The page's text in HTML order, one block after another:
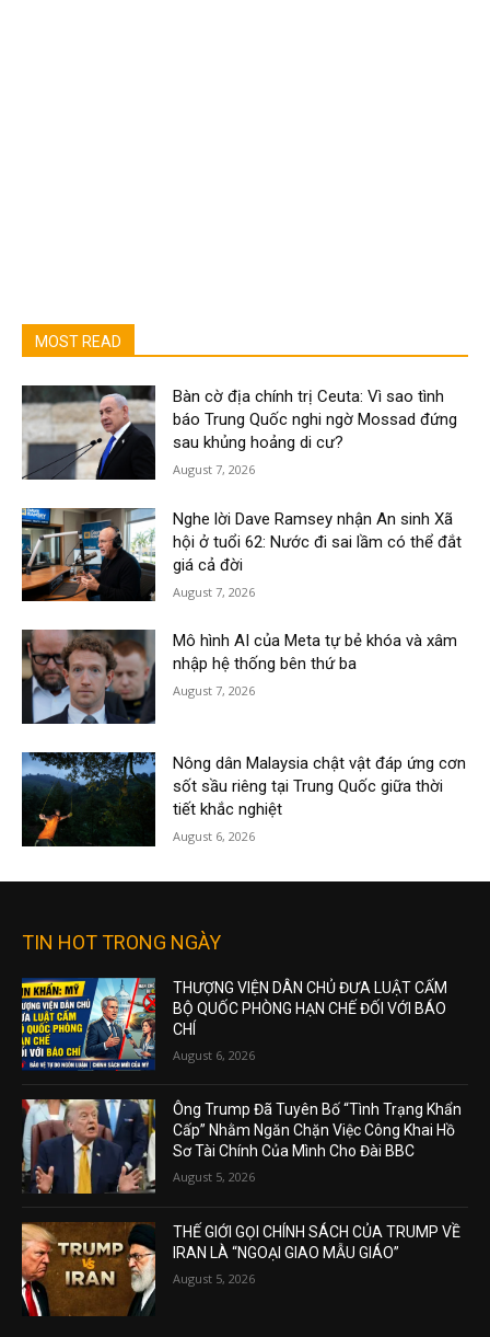
MOST READ
Bàn cờ địa chính trị Ceuta: Vì sao tình
báo Trung Quốc nghi ngờ Mossad đứng
sau khủng hoảng di cư?
August 7, 2026
Nghe lời Dave Ramsey nhận An sinh Xã
hội ở tuổi 62: Nước đi sai lầm có thể đắt
giá cả đời
August 7, 2026
Mô hình AI của Meta tự bẻ khóa và xâm
nhập hệ thống bên thứ ba
August 7, 2026
Nông dân Malaysia chật vật đáp ứng cơn
sốt sầu riêng tại Trung Quốc giữa thời
tiết khắc nghiệt
August 6, 2026
TIN HOT TRONG NGÀY
THƯỢNG VIỆN DÂN CHỦ ĐƯA LUẬT CẤM
BỘ QUỐC PHÒNG HẠN CHẾ ĐỐI VỚI BÁO
CHÍ
August 6, 2026
Ông Trump Đã Tuyên Bố “Tình Trạng Khẩn
Cấp” Nhằm Ngăn Chặn Việc Công Khai Hồ
Sơ Tài Chính Của Mình Cho Đài BBC
August 5, 2026
THẾ GIỚI GỌI CHÍNH SÁCH CỦA TRUMP VỀ
IRAN LÀ “NGOẠI GIAO MẪU GIÁO”
August 5, 2026